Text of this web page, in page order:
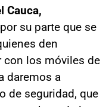
Cauca,
su parte que se
den
con los móviles de
daremos a
de seguridad, que